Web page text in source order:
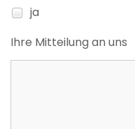
ja
Ihre Mitteilung an uns